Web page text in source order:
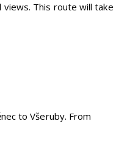
This route will take
to Všeruby. From